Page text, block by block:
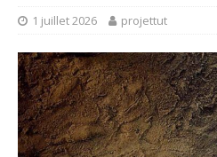
1 juillet 2026 projettut